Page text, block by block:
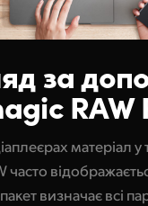
за
RAW
матеріал
часто
визначає всі